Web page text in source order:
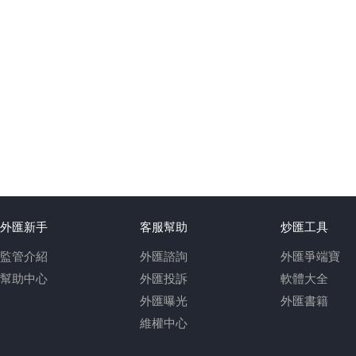
外匯新手
監管介紹
幫助中心
客服幫助
外匯諮詢
外匯投訴
外匯曝光
維權中心
炒匯工具
外匯爭端寶
軟體大全
外匯書籍